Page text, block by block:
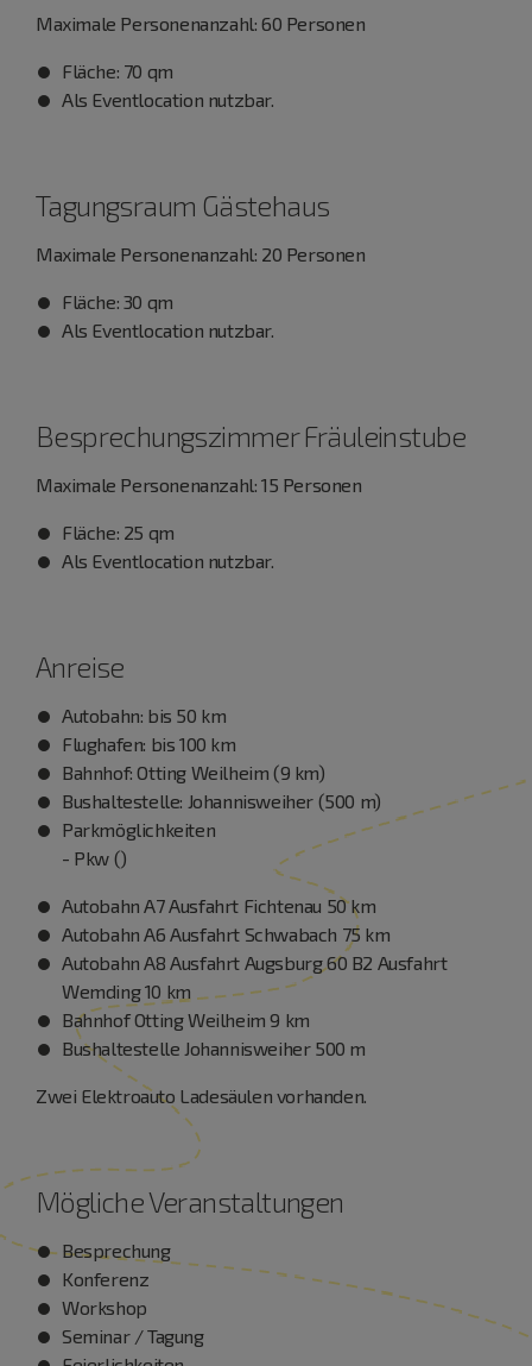
Maximale Personenanzahl: 60 Personen
Fläche: 70 qm
Als Eventlocation nutzbar.
Tagungsraum Gästehaus
Maximale Personenanzahl: 20 Personen
Fläche: 30 qm
Als Eventlocation nutzbar.
Besprechungszimmer Fräuleinstube
Maximale Personenanzahl: 15 Personen
Fläche: 25 qm
Als Eventlocation nutzbar.
Anreise
Autobahn: bis 50 km
Flughafen: bis 100 km
Bahnhof: Otting Weilheim (9 km)
Bushaltestelle: Johannisweiher (500 m)
Parkmöglichkeiten
- Pkw ()
Autobahn A7 Ausfahrt Fichtenau 50 km
Autobahn A6 Ausfahrt Schwabach 75 km
Autobahn A8 Ausfahrt Augsburg 60 B2 Ausfahrt
Wemding 10 km
Bahnhof Otting Weilheim 9 km
Bushaltestelle Johannisweiher 500 m
Zwei Elektroauto Ladesäulen vorhanden.
Mögliche Veranstaltungen
Besprechung
Konferenz
Workshop
Seminar / Tagung